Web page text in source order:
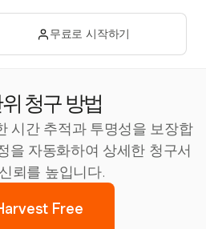
무료로 시작하기
청구 방법
시간 추적과 투명성을 보장합
을 자동화하여 상세한 청구서
뢰를 높입니다.
Free